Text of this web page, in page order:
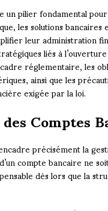
pilier fondamental
les solutions
leur administration
liés à
réglementaire, les
ainsi que les
exigée par la loi.
Comptes
précisément la
compte bancaire ne
dès lors que la